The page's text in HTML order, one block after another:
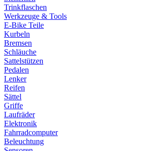
Trinkflaschen
Werkzeuge & Tools
E-Bike Teile
Kurbeln
Bremsen
Schläuche
Sattelstützen
Pedalen
Lenker
Reifen
Sättel
Griffe
Laufräder
Elektronik
Fahrradcomputer
Beleuchtung